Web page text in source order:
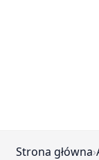
Strona główna›